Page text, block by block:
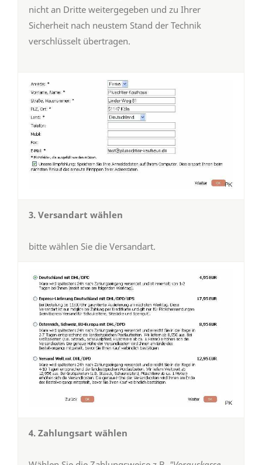
nicht an Dritte weitergegeben und zu Ihrer
Sicherheit nach neustem Stand der Technik
verschlüsselt übertragen.
3. Versandart wählen
bitte wählen Sie die Versandart.
4. Zahlungsart wählen